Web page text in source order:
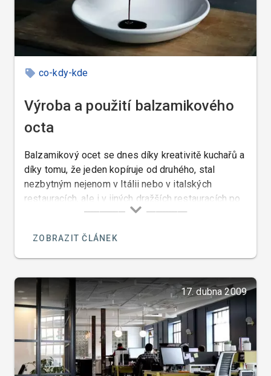
co-kdy-kde
Výroba a použití balzamikového
octa
Balzamikový ocet se dnes díky kreativitě kuchařů a
díky tomu, že jeden kopíruje od druhého, stal
nezbytným nejenom v Itálii nebo v italských
restauracích, ale i v jiných dražších restauracích po
celém světě. Italové používají balzamikový ocet již
červený a bílý.
ZOBRAZIT ČLÁNEK
17. dubna 2009